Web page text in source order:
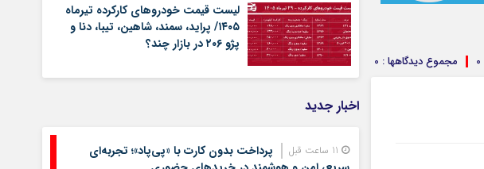
مجموع دیدگاهها : 0
لیست قیمت خودروهای کارکرده تیرماه
۱۴۰۵/ پراید، سمند، شاهین، تیبا، دنا و
پژو ۲۰۶ در بازار چند؟
اخبار جدید
پرداخت بدون کارت با «پی‌پاد»؛ تجربه‌ای